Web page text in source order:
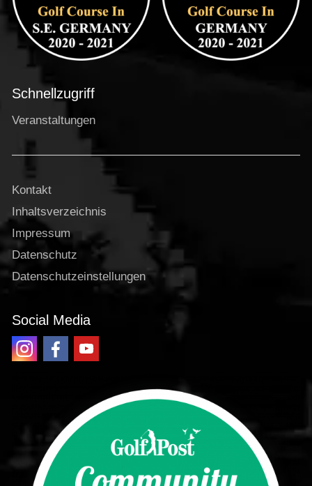
Schnellzugriff
Veranstaltungen
Kontakt
Inhaltsverzeichnis
Impressum
Datenschutz
Datenschutzeinstellungen
Social Media